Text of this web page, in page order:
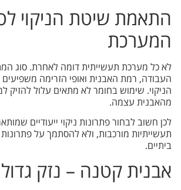
התאמת שיטת הניקוי
המערכת
לא כל מערכת תעשייתית דומה לאחרת. סוג
העבודה, רמת האבנית ואופי הזרימה
הניקוי. שימוש בחומר לא מתאים עלול להזיק
מהאבנית עצמה.
לכן חשוב לבחור פתרונות ניקוי ייעודיים
תעשייתיות מורכבות, ולא להסתמך על פתרונות
ביתיים.
אבנית קטנה – נזק גדול